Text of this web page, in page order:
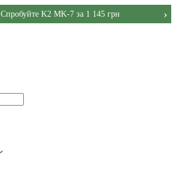
Спробуйте K2 MK-7 за 1 145 грн ›